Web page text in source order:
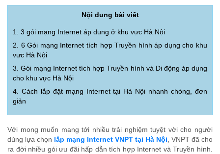
Nội dung bài viết
1. 3 gói mạng Internet áp dụng ở khu vực Hà Nội
2. 6 Gói mạng Internet tích hợp Truyền hình áp dụng cho khu
vực Hà Nội
3. Gói mạng Internet tích hợp Truyền hình và Di động áp dụng
cho khu vực Hà Nội
4. Cách lắp đặt mạng Internet tại Hà Nội nhanh chóng, đơn
giản
Với mong muốn mang tới nhiều trải nghiệm tuyệt vời cho người
dùng lựa chọn lắp mạng Internet VNPT tại Hà Nội, VNPT đã cho
ra đời nhiều gói ưu đãi hấp dẫn tích hợp Internet và Truyền hình.